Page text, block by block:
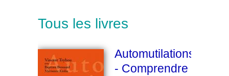
Tous les livres
Automutilations
- Comprendre